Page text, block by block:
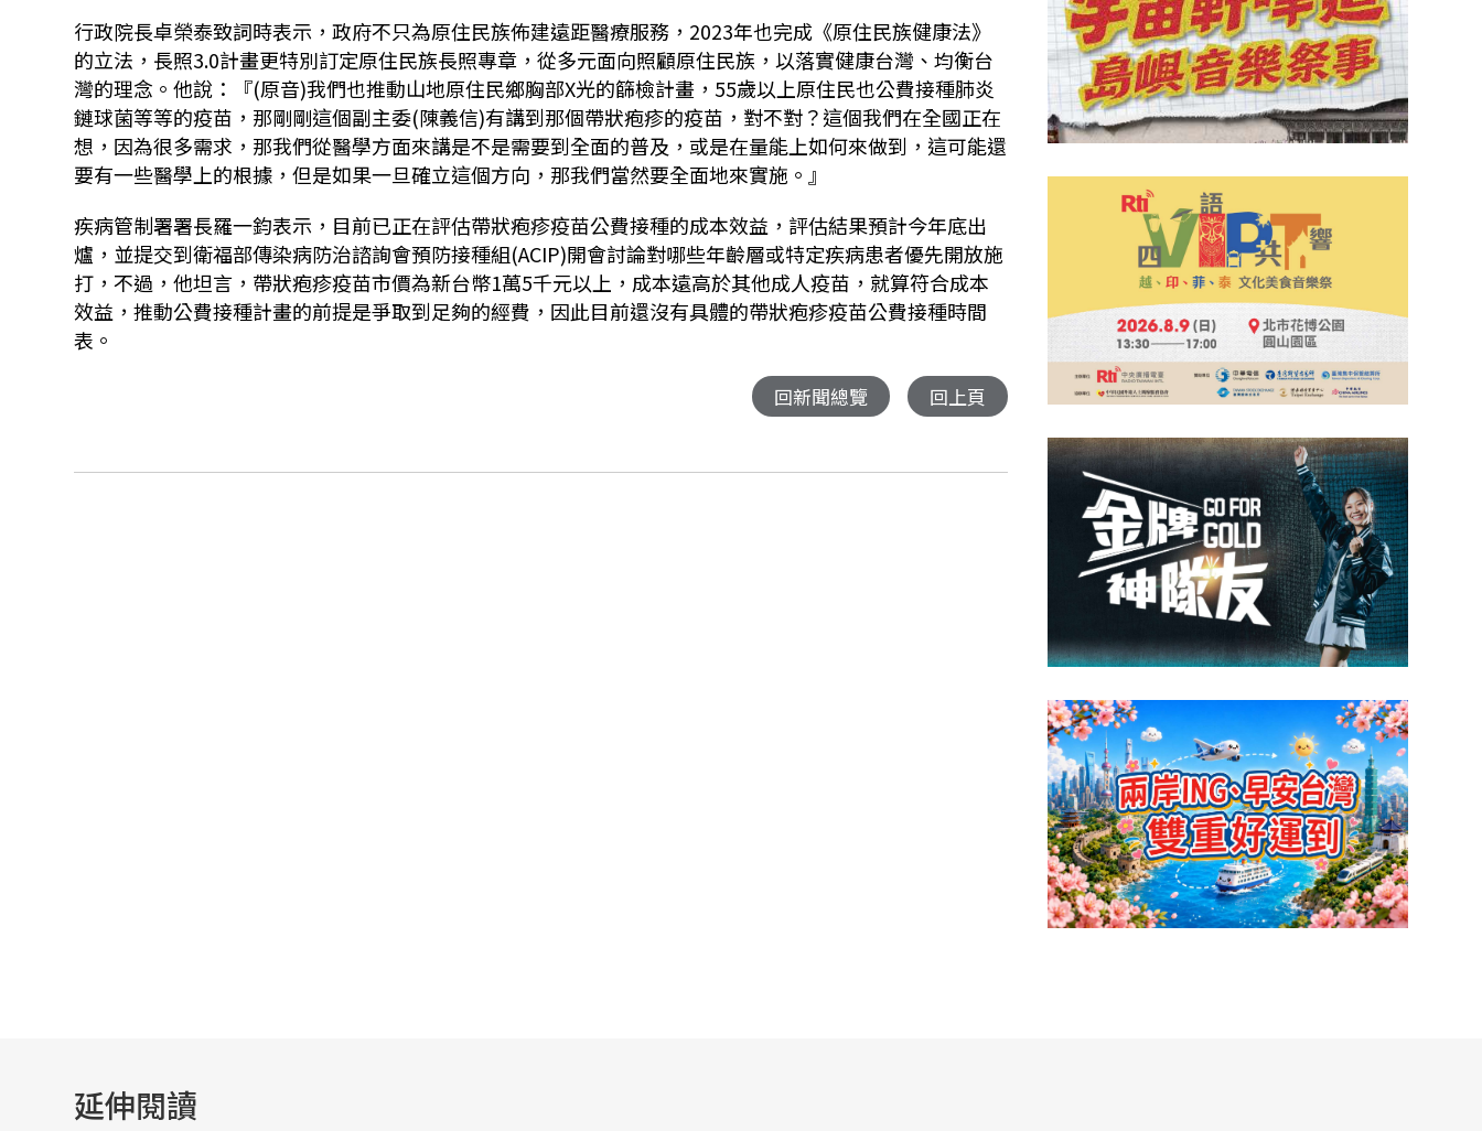
行政院長卓榮泰致詞時表示，政府不只為原住民族佈建遠距醫療服務，2023年也完成《原住民族健康法》
的立法，長照3.0計畫更特別訂定原住民族長照專章，從多元面向照顧原住民族，以落實健康台灣、均衡台
灣的理念。他說：『(原音)我們也推動山地原住民鄉胸部X光的篩檢計畫，55歲以上原住民也公費接種肺炎
鏈球菌等等的疫苗，那剛剛這個副主委(陳義信)有講到那個帶狀疱疹的疫苗，對不對？這個我們在全國正在
想，因為很多需求，那我們從醫學方面來講是不是需要到全面的普及，或是在量能上如何來做到，這可能還
要有一些醫學上的根據，但是如果一旦確立這個方向，那我們當然要全面地來實施。』
疾病管制署署長羅一鈞表示，目前已正在評估帶狀疱疹疫苗公費接種的成本效益，評估結果預計今年底出
爐，並提交到衛福部傳染病防治諮詢會預防接種組(ACIP)開會討論對哪些年齡層或特定疾病患者優先開放施
打，不過，他坦言， 帶狀疱疹疫苗市價為新台幣1萬5千元以上，成本遠高於其他成人疫苗，就算符合成本
效益，推動公費接種計畫的前提是爭取到足夠的經費，因此目前還沒有具體的帶狀疱疹疫苗公費接種時間
表。
回新聞總覽 回上頁
延伸閱讀